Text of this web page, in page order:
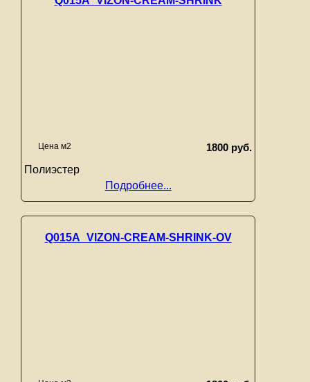
Цена м2
1800 руб.
Полиэстер
Подробнее...
Q015A_VIZON-CREAM-SHRINK-OV